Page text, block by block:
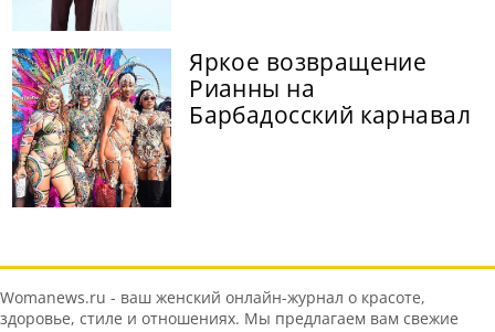
Яркое возвращение
Рианны на
Барбадосский карнавал
Womanews.ru - ваш женский онлайн-журнал о красоте,
здоровье, стиле и отношениях. Мы предлагаем вам свежие